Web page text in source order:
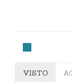
VISTO